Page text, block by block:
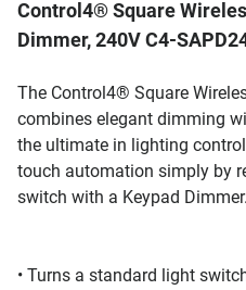
Control4® Square
Dimmer, 240V C4-
The Control4® Square
combines elegant dimming
the ultimate in lighting
touch automation simply by
switch with a Keypad Dimmer.
• Turns a standard light